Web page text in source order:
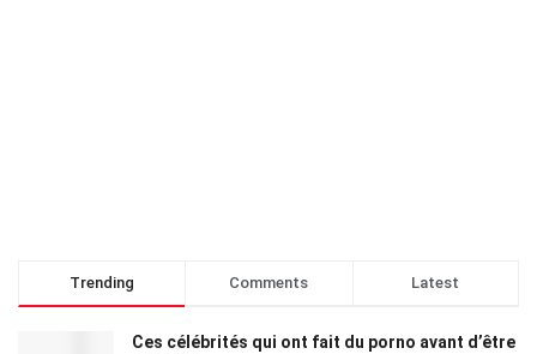
Trending Comments Latest
Ces célébrités qui ont fait du porno avant d’être